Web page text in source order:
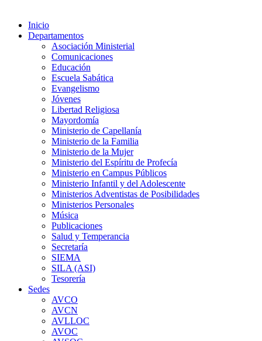
Inicio
Departamentos
Asociación Ministerial
Comunicaciones
Educación
Escuela Sabática
Evangelismo
Jóvenes
Libertad Religiosa
Mayordomía
Ministerio de Capellanía
Ministerio de la Familia
Ministerio de la Mujer
Ministerio del Espíritu de Profecía
Ministerio en Campus Públicos
Ministerio Infantil y del Adolescente
Ministerios Adventistas de Posibilidades
Ministerios Personales
Música
Publicaciones
Salud y Temperancia
Secretaría
SIEMA
SILA (ASI)
Tesorería
Sedes
AVCO
AVCN
AVLLOC
AVOC